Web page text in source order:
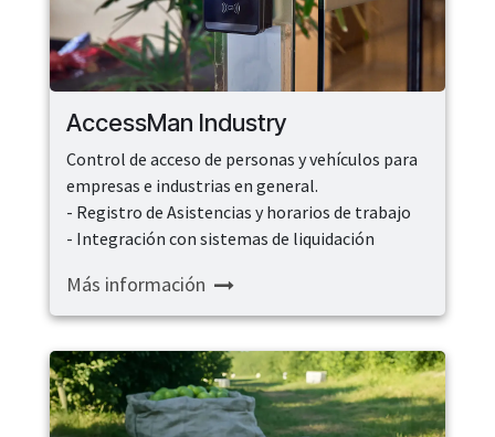
AccessMan Industry
Control de acceso de personas y vehículos para
empresas e industrias en general.
- Registro de Asistencias y horarios de trabajo
- Integración con sistemas de liquidación
Más información